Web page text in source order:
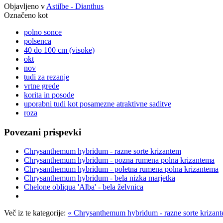
Objavljeno v Astilbe - Dianthus
Označeno kot
polno sonce
polsenca
40 do 100 cm (visoke)
okt
nov
tudi za rezanje
vrtne grede
korita in posode
uporabni tudi kot posamezne atraktivne saditve
roza
Povezani prispevki
Chrysanthemum hybridum - razne sorte krizantem
Chrysanthemum hybridum - pozna rumena polna krizantema
Chrysanthemum hybridum - poletna rumena polna krizantema
Chrysanthemum hybridum - bela nizka marjetka
Chelone obliqua 'Alba' - bela želvnica
Več iz te kategorije: « Chrysanthemum hybridum - razne sorte